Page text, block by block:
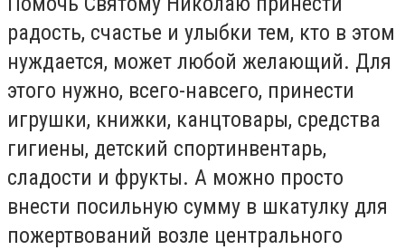
радость, счастье и улыбки тем, кто в этом
нуждается, может любой желающий. Для
этого нужно, всего-навсего, принести
игрушки, книжки, канцтовары, средства
гигиены, детский спортинвентарь,
сладости и фрукты. А можно просто
внести посильную сумму в шкатулку для
пожертвований возле центрального